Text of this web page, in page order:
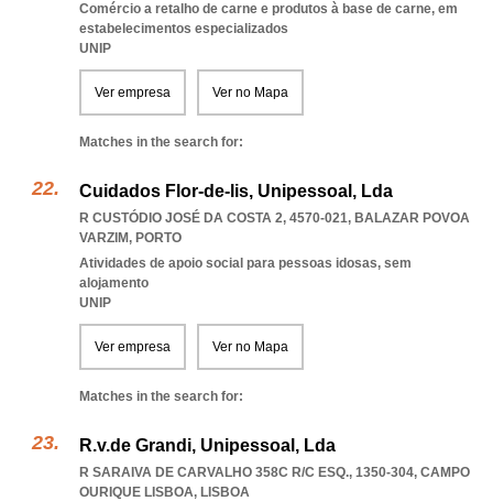
Comércio a retalho de carne e produtos à base de carne, em
estabelecimentos especializados
UNIP
Ver empresa Ver no Mapa
Matches in the search for:
Cuidados Flor-de-lis, Unipessoal, Lda
R CUSTÓDIO JOSÉ DA COSTA 2, 4570-021, BALAZAR POVOA
VARZIM, PORTO
Atividades de apoio social para pessoas idosas, sem
alojamento
UNIP
Ver empresa Ver no Mapa
Matches in the search for:
R.v.de Grandi, Unipessoal, Lda
R SARAIVA DE CARVALHO 358C R/C ESQ., 1350-304, CAMPO
OURIQUE LISBOA, LISBOA